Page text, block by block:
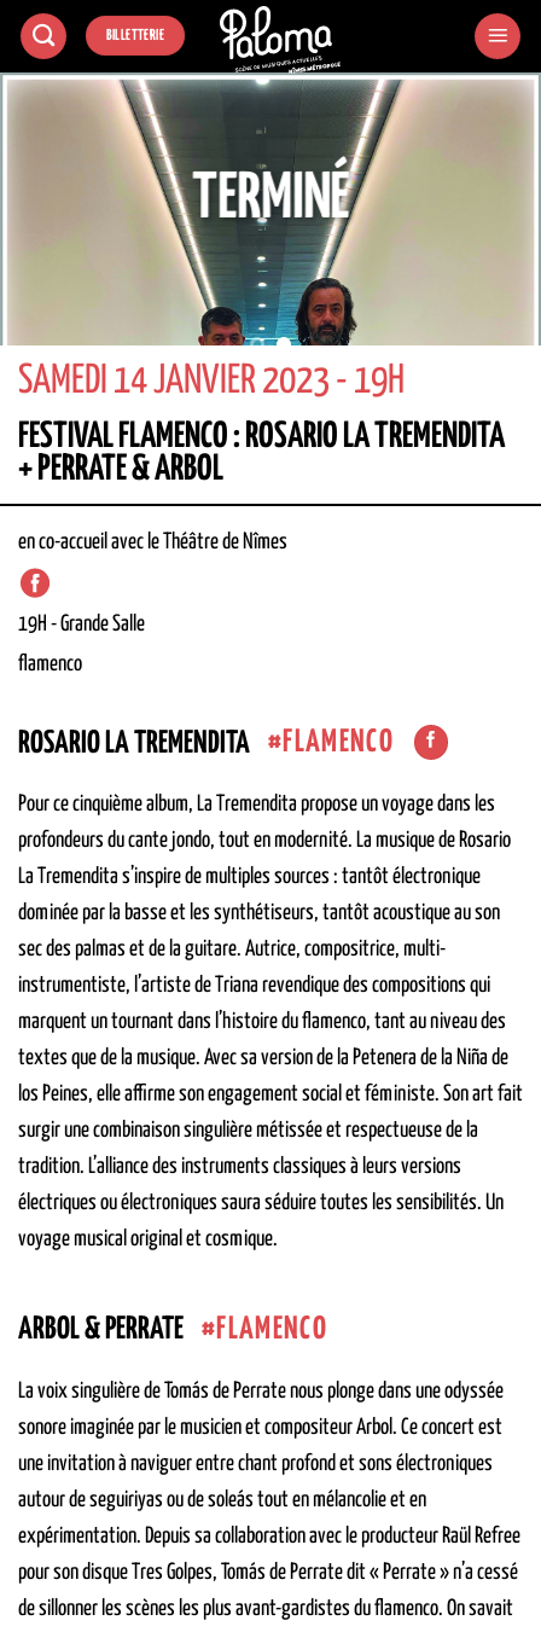
Passer
contenu
BILLETTERIE
TERMINÉ
SAMEDI 14 JANVIER 2023 - 19H
FESTIVAL FLAMENCO : ROSARIO LA TREMENDITA
+ PERRATE & ARBOL
en co-accueil avec le Théâtre de Nîmes
19H -Grande Salle
flamenco
ROSARIO LA TREMENDITA FLAMENCO
Pour ce cinquième album, La Tremendita propose un voyage dans les
profondeurs du cante jondo, tout en modernité. La musique de Rosario
La Tremendita s’inspire de multiples sources : tantôt électronique
dominée par la basse et les synthétiseurs, tantôt acoustique au son
sec des palmas et de la guitare. Autrice, compositrice, multi-
instrumentiste, l’artiste de Triana revendique des compositions qui
marquent un tournant dans l’histoire du flamenco, tant au niveau des
textes que de la musique. Avec sa version de la Petenera de la Niña de
los Peines, elle affirme son engagement social et féministe. Son art fait
surgir une combinaison singulière métissée et respectueuse de la
tradition. L’alliance des instruments classiques à leurs versions
électriques ou électroniques saura séduire toutes les sensibilités. Un
voyage musical original et cosmique.
ARBOL & PERRATE FLAMENCO
La voix singulière de Tomás de Perrate nous plonge dans une odyssée
sonore imaginée par le musicien et compositeur Arbol. Ce concert est
une invitation à naviguer entre chant profond et sons électroniques
autour de seguiriyas ou de soleás tout en mélancolie et en
expérimentation. Depuis sa collaboration avec le producteur Raül Refree
pour son disque Tres Golpes, Tomás de Perrate dit « Perrate » n’a cessé
de sillonner les scènes les plus avant-gardistes du flamenco. On savait